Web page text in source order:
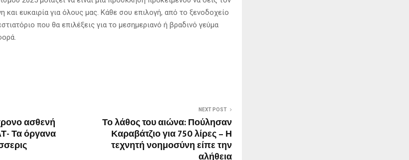
και ευκαιρία για όλους μας. Κάθε σου επιλογή, από το ξενοδοχείο
που θα επιλέξεις για το μεσημεριανό ή βραδινό γεύμα
ασθενή
Τα όργανα
NEXT POST
Το λάθος του αιώνα: Πούλησαν
Καραβάτζιο για 750 λίρες – Η
τεχνητή νοημοσύνη είπε την